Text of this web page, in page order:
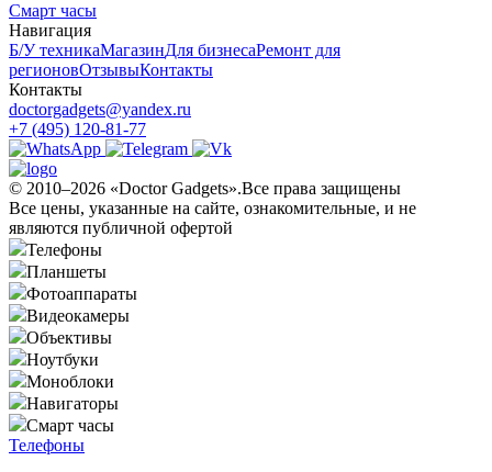
Смарт часы
Навигация
Б/У техникaМагазинДля бизнесаРемонт для
регионовОтзывыКонтакты
Контакты
doctorgadgets@yandex.ru
+7 (495) 120-81-77
© 2010–2026 «Doctor Gadgets».Все права защищены
Все цены, указанные на сайте, ознакомительные, и не
являются публичной офертой
Телефоны
Планшеты
Фотоаппараты
Видеокамеры
Объективы
Ноутбуки
Моноблоки
Навигаторы
Смарт часы
Телефоны